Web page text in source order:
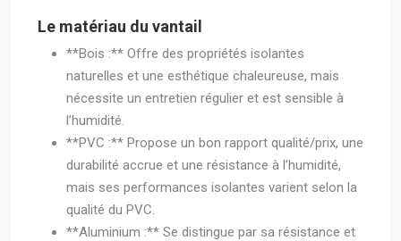
Le matériau du vantail
**Bois :** Offre des propriétés isolantes
naturelles et une esthétique chaleureuse, mais
nécessite un entretien régulier et est sensible à
l’humidité.
**PVC :** Propose un bon rapport qualité/prix, une
durabilité accrue et une résistance à l’humidité,
mais ses performances isolantes varient selon la
qualité du PVC.
**Aluminium :** Se distingue par sa résistance et